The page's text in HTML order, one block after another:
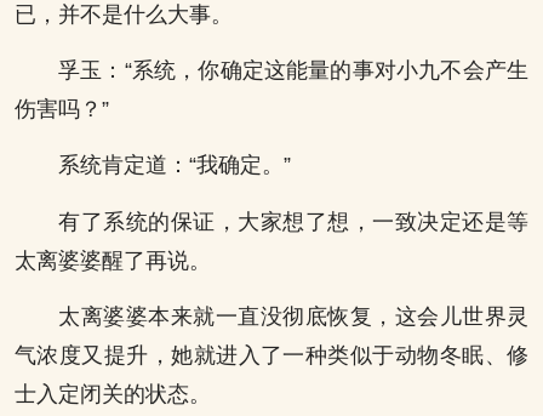
已，并不是什么大事。
孚玉：“系统，你确定这能量的事对小九不会产生
伤害吗？”
系统肯定道：“我确定。”
有了系统的保证，大家想了想，一致决定还是等
太离婆婆醒了再说。
太离婆婆本来就一直没彻底恢复，这会儿世界灵
气浓度又提升，她就进入了一种类似于动物冬眠、修
士入定闭关的状态。